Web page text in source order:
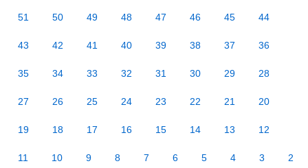
51 50 49 48 47 46 45 44
43 42 41 40 39 38 37 36
35 34 33 32 31 30 29 28
27 26 25 24 23 22 21 20
19 18 17 16 15 14 13 12
11 10 9 8 7 6 5 4 3
2